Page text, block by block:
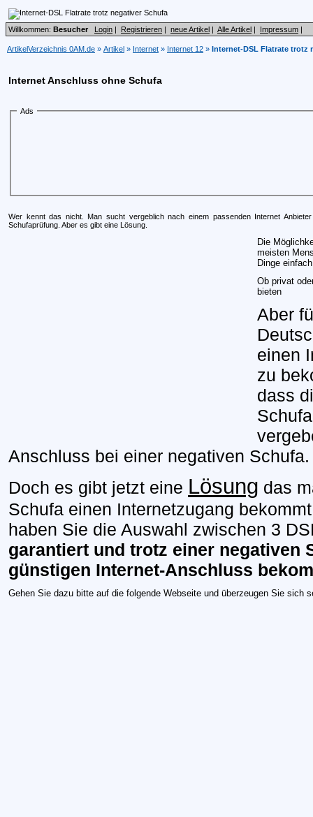
Willkommen: Besucher Login | Registrieren | neue Artikel | Alle Artikel | Impressum |
ArtikelVerzeichnis 0AM.de » Artikel » Internet » Internet 12 » Internet-DSL Flatrate trotz
Internet Anschluss ohne Schufa
Ads
Wer kennt das nicht. Man sucht vergeblich nach einem passenden Internet
Schufaprüfung. Aber es gibt eine Lösung.
Die
meisten
Dinge
Ob privat
bieten
Aber
einen
zu
dass
Anschluss bei einer negativen Schufa.
Doch es gibt jetzt eine Lösung das
Schufa einen Internetzugang
haben Sie die Auswahl zwischen 3
garantiert und trotz einer negativen
günstigen Internet-Anschluss
Gehen Sie dazu bitte auf die folgende Webseite und überzeugen Sie sich